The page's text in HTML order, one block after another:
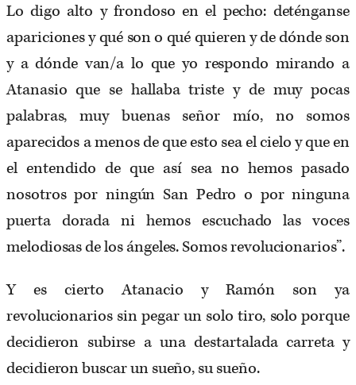
Lo digo alto y frondoso en el pecho: deténganse
apariciones y qué son o qué quieren y de dónde son
y a dónde van/a lo que yo respondo mirando a
Atanasio que se hallaba triste y de muy pocas
palabras, muy buenas señor mío, no somos
aparecidos a menos de que esto sea el cielo y que en
el entendido de que así sea no hemos pasado
nosotros por ningún San Pedro o por ninguna
puerta dorada ni hemos escuchado las voces
melodiosas de los ángeles. Somos revolucionarios”.
Y es cierto Atanacio y Ramón son ya
revolucionarios sin pegar un solo tiro, solo porque
decidieron subirse a una destartalada carreta y
decidieron buscar un sueño, su sueño.